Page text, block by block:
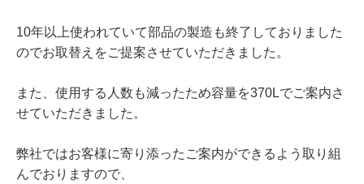
10年以上使われていて部品の製造も終了しておりました
のでお取替えをご提案させていただきました。
また、使用する人数も減ったため容量を370Lでご案内さ
せていただきました。
弊社ではお客様に寄り添ったご案内ができるよう取り組
んでおりますので、